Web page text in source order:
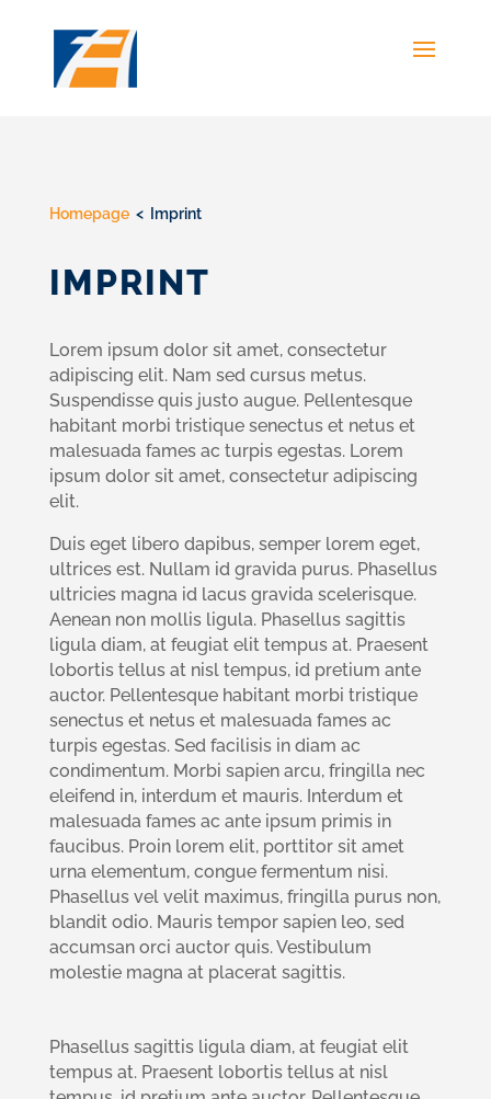
Homepage < Imprint
IMPRINT
Lorem ipsum dolor sit amet, consectetur
adipiscing elit. Nam sed cursus metus.
Suspendisse quis justo augue. Pellentesque
habitant morbi tristique senectus et netus et
malesuada fames ac turpis egestas. Lorem
ipsum dolor sit amet, consectetur adipiscing
elit.
Duis eget libero dapibus, semper lorem eget,
ultrices est. Nullam id gravida purus. Phasellus
ultricies magna id lacus gravida scelerisque.
Aenean non mollis ligula. Phasellus sagittis
ligula diam, at feugiat elit tempus at. Praesent
lobortis tellus at nisl tempus, id pretium ante
auctor. Pellentesque habitant morbi tristique
senectus et netus et malesuada fames ac
turpis egestas. Sed facilisis in diam ac
condimentum. Morbi sapien arcu, fringilla nec
eleifend in, interdum et mauris. Interdum et
malesuada fames ac ante ipsum primis in
faucibus. Proin lorem elit, porttitor sit amet
urna elementum, congue fermentum nisi.
Phasellus vel velit maximus, fringilla purus non,
blandit odio. Mauris tempor sapien leo, sed
accumsan orci auctor quis. Vestibulum
molestie magna at placerat sagittis.
Phasellus sagittis ligula diam, at feugiat elit
tempus at. Praesent lobortis tellus at nisl